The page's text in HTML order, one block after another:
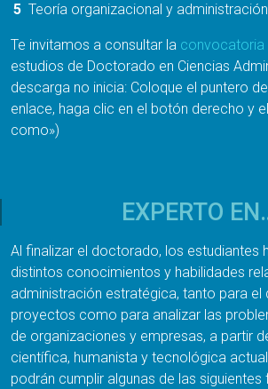
Teoría organizacional y administración
Te invitamos a consultar la convocatoria
estudios de Doctorado en Ciencias
descarga no inicia: Coloque el puntero
enlace, haga clic en el botón derecho y
como»)
EXPERTO
Al finalizar el doctorado, los estudiantes
distintos conocimientos y habilidades
administración estratégica, tanto para el
proyectos como para analizar las
de organizaciones y empresas, a partir
científica, humanista y tecnológica
podrán cumplir algunas de las siguientes